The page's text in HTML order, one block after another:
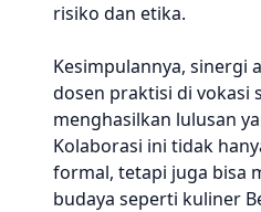
risiko dan etika.
Kesimpulannya, sinergi
dosen praktisi di vokasi
menghasilkan lulusan
Kolaborasi ini tidak
formal, tetapi juga bisa
budaya seperti kuliner